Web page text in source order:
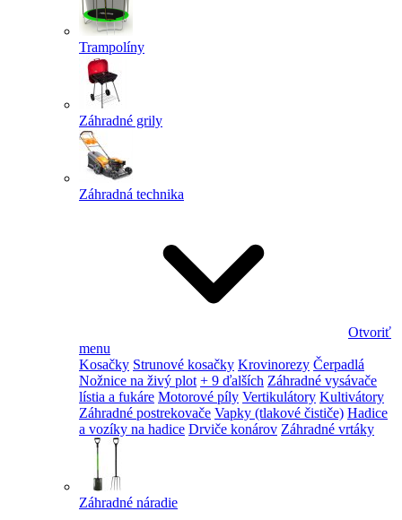
Trampolíny
Záhradné grily
Záhradná technika
Otvoriť
menu
Kosačky Strunové kosačky Krovinorezy Čerpadlá
Nožnice na živý plot + 9 ďalších Záhradné vysávače
lístia a fukáre Motorové píly Vertikulátory Kultivátory
Záhradné postrekovače Vapky (tlakové čističe) Hadice
a vozíky na hadice Drviče konárov Záhradné vrtáky
Záhradné náradie